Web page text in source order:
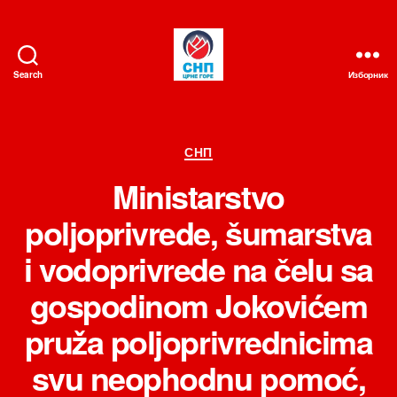
Search Изборник
Категорије
СНП
Ministarstvo
poljoprivrede, šumarstva
i vodoprivrede na čelu sa
gospodinom Jokovićem
pruža poljoprivrednicima
svu neophodnu pomoć,